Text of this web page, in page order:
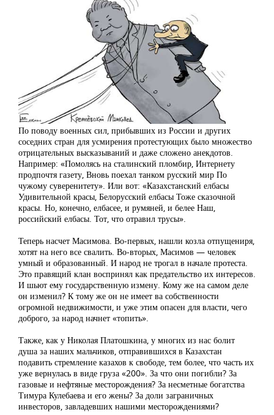
По поводу военных сил, прибывших из России и других
соседних стран для усмирения протестующих было множество
отрицательных высказываний и даже сложено анекдотов.
Например: «Помолясь на сталинский пломбир, Интернету
продпочтя газету, Вновь поехал танком русский мир По
чужому суверенитету». Или вот: «Казахстанский елбасы
Удивительной красы, Белорусский елбасы Тоже сказочной
красы. Но, конечно, елбасее, и румяней, и белее Наш,
российский елбасы. Тот, что отравил трусы».
Теперь насчет Масимова. Во-первых, нашли козла отпущениря,
хотят на него все свалить. Во-вторых, Масимов — человек
умный и образованный. И народ не трогал в начале протеста.
Это правящий клан воспринял как предательство их интересов.
И шьют ему государственную измену. Кому же на самом деле
он изменил? К тому же он не имеет ва собственности
огромной недвижимости, и уже этим опасен для власти, чего
доброго, за народ начнет «топить».
Также, как у Николая Платошкина, у многих из нас болит
душа за наших мальчиков, отправившихся в Казахстан
подавить стремление казахов к свободе, тем более, что часть их
уже вернулась в виде груза «200». За что они погибли? За
газовые и нефтяные месторождения? За несметные богатства
Тимура Кулебаева и его жены? За доли заграничных
инвесторов, завладевших нашими месторождениями?